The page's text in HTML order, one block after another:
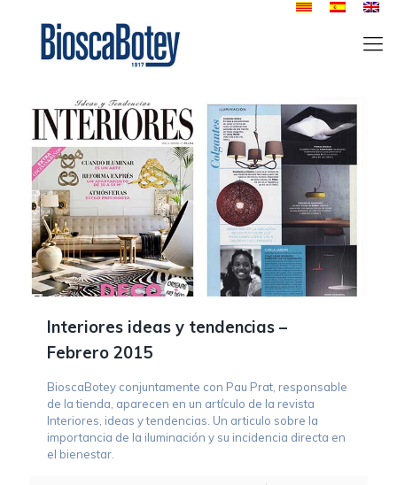
Interiores ideas y tendencias –
Febrero 2015
BioscaBotey conjuntamente con Pau Prat, responsable
de la tienda, aparecen en un artículo de la revista
Interiores, ideas y tendencias. Un articulo sobre la
importancia de la iluminación y su incidencia directa en
el bienestar.